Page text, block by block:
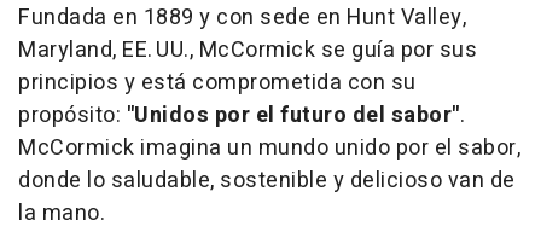
Fundada en 1889 y con sede en Hunt Valley,
Maryland, EE. UU., McCormick se guía por sus
principios y está comprometida con su
propósito: "Unidos por el futuro del sabor".
McCormick imagina un mundo unido por el sabor,
donde lo saludable, sostenible y delicioso van de
la mano.